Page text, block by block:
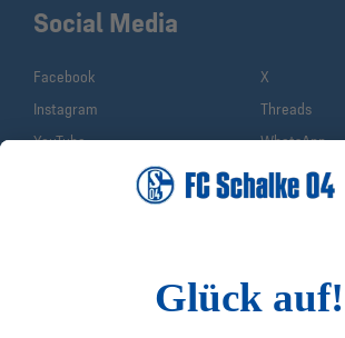
Social Media
Facebook
X
Instagram
Threads
YouTube
WhatsApp
Sina Weibo